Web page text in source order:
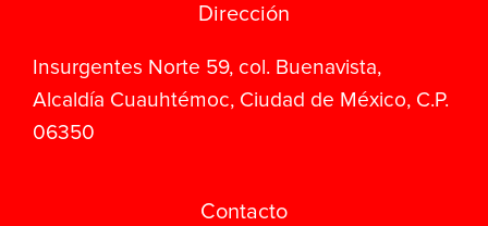
Dirección
Insurgentes Norte 59, col. Buenavista,
Alcaldía Cuauhtémoc, Ciudad de México, C.P.
06350
Contacto